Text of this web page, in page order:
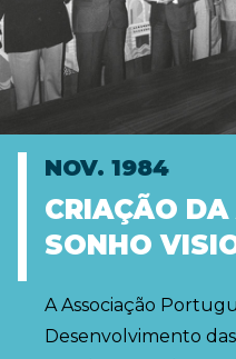
NOV. 1984
CRIAÇÃO
SONHO
A Associação
Desenvolvimento